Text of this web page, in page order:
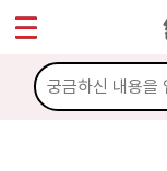
마이페이지
소개